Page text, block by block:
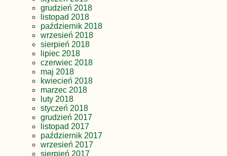
grudzień 2018
listopad 2018
październik 2018
wrzesień 2018
sierpień 2018
lipiec 2018
czerwiec 2018
maj 2018
kwiecień 2018
marzec 2018
luty 2018
styczeń 2018
grudzień 2017
listopad 2017
październik 2017
wrzesień 2017
sierpień 2017